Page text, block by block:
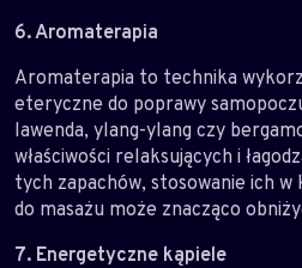
6. Aromaterapia
Aromaterapia to technika
eteryczne do poprawy
lawenda, ylang-ylang czy
właściwości relaksujących i
tych zapachów, stosowanie ich
do masażu może znacząco
7. Energetyczne kąpiele